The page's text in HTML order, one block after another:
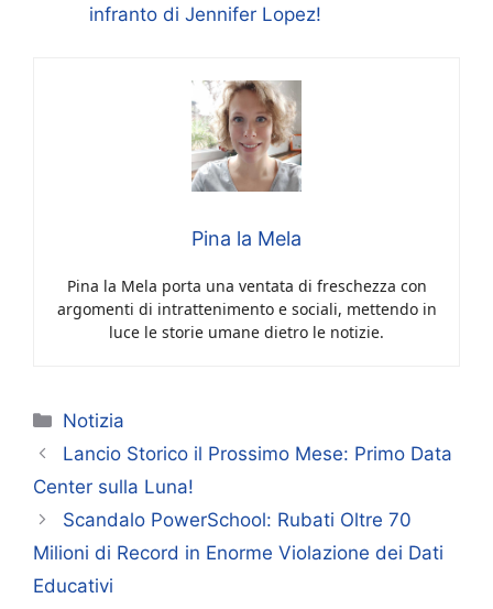
infranto di Jennifer Lopez!
Pina la Mela
Pina la Mela porta una ventata di freschezza con
argomenti di intrattenimento e sociali, mettendo in
luce le storie umane dietro le notizie.
Categorie
Notizia
Lancio Storico il Prossimo Mese: Primo Data
Center sulla Luna!
Scandalo PowerSchool: Rubati Oltre 70
Milioni di Record in Enorme Violazione dei Dati
Educativi